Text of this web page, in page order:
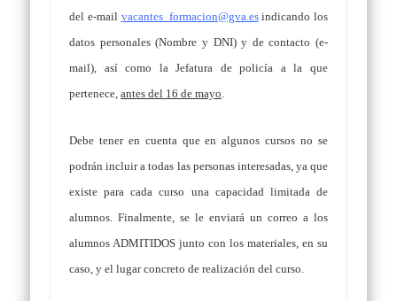
del e-mail vacantes_formacion@gva.esindicando los
datos personales (Nombre y DNI) y de contacto (e-
mail), así como la Jefatura de policía a la que
pertenece,antes del 16 de mayo.
Debe tener en cuenta que en algunos cursos no se
podrán incluir a todas las personas interesadas, ya que
existe para cada curso una capacidad limitada de
alumnos. Finalmente, se le enviará un correo a los
alumnos ADMITIDOS junto con los materiales, en su
caso, y el lugar concreto de realización del curso.